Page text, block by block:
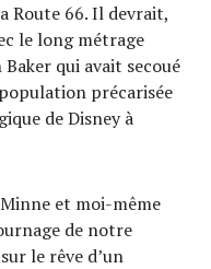
Route 66. Il devrait,
le long métrage
Baker qui avait secoué
précarisée
de Disney à
et moi-même
de notre
le rêve d’un